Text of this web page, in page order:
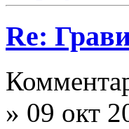
Re:
» 09 окт